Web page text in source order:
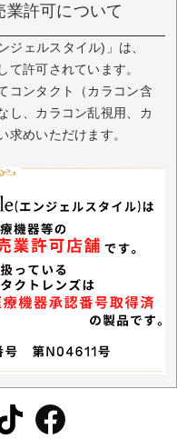
業許可について
ジェルスタイル)」は、
て許可されています。
コンタクト（カラコン含
し、カラコン乱視用、カ
求めいただけます。